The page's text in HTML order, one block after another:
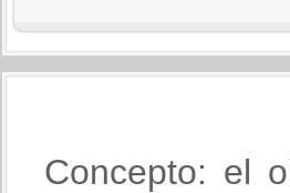
Concepto: el